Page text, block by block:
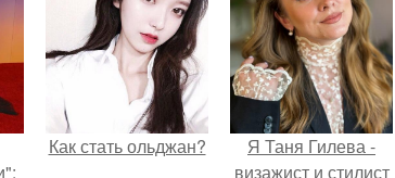
Как стать ольджан?
Я Таня Гилева -
визажист и стилист